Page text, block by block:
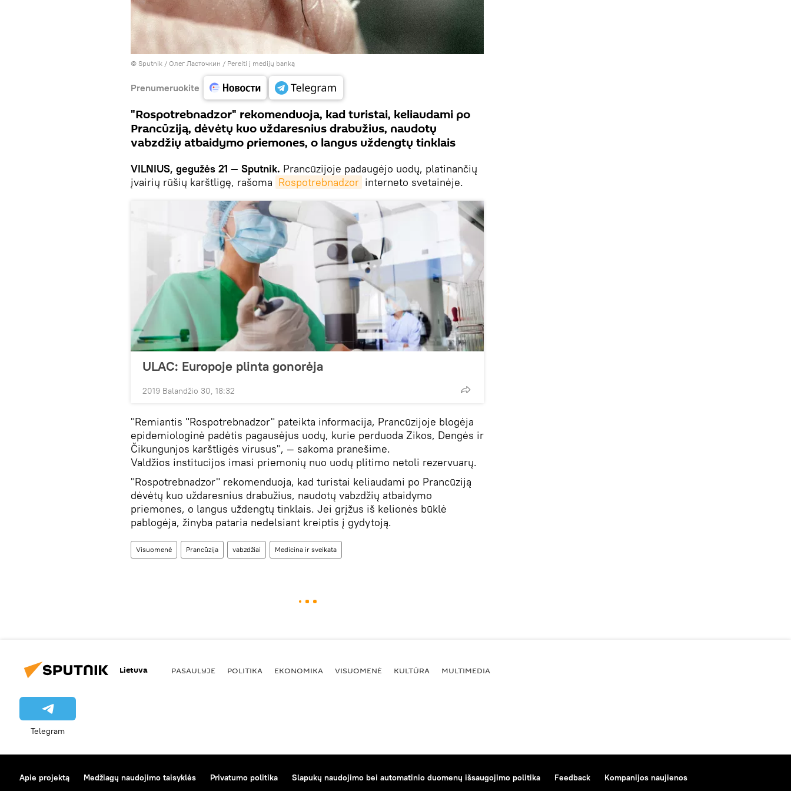
© Sputnik / Олег Ласточкин / Pereiti į medijų banką
Prenumeruokite
"Rospotrebnadzor" rekomenduoja, kad turistai, keliaudami po
Prancūziją, dėvėtų kuo uždaresnius drabužius, naudotų
vabzdžių atbaidymo priemones, o langus uždengtų tinklais
VILNIUS, gegužės 21 — Sputnik. Prancūzijoje padaugėjo uodų, platinančių
įvairių rūšių karštligę, rašoma Rospotrebnadzor interneto svetainėje.
ULAC: Europoje plinta gonorėja
2019 Balandžio 30, 18:32
"Remiantis "Rospotrebnadzor" pateikta informacija, Prancūzijoje blogėja
epidemiologinė padėtis pagausėjus uodų, kurie perduoda Zikos, Dengės ir
Čikungunjos karštligės virusus", — sakoma pranešime.
Valdžios institucijos imasi priemonių nuo uodų plitimo netoli rezervuarų.
"Rospotrebnadzor" rekomenduoja, kad turistai keliaudami po Prancūziją
dėvėtų kuo uždaresnius drabužius, naudotų vabzdžių atbaidymo
priemones, o langus uždengtų tinklais. Jei grįžus iš kelionės būklė
pablogėja, žinyba pataria nedelsiant kreiptis į gydytoją.
Visuomenė Prancūzija vabzdžiai Medicina ir sveikata
Lietuva PASAULYJE POLITIKA EKONOMIKA VISUOMENĖ KULTŪRA MULTIMEDIA
Telegram
Apie projektą Medžiagų naudojimo taisyklės Privatumo politika Slapukų naudojimo bei automatinio duomenų išsaugojimo politika Feedback Kompanijos naujienos